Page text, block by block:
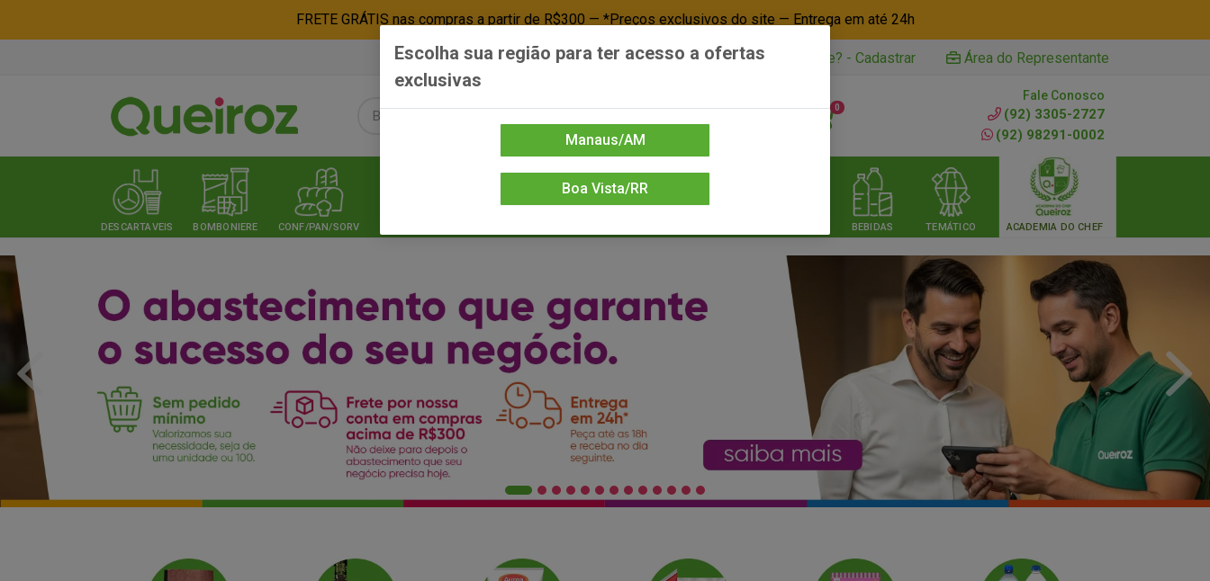
FRETE GRÁTIS nas compras a partir de R$300 — *Preços exclusivos do site — Entrega em até 24h
Já é cliente? - Entrar Não é cliente? - Cadastrar Área do Representante
0
Fale Conosco
(92) 3305-2727
(92) 98291-0002
DESCARTAVEIS BOMBONIERE CONF/PAN/SORV BEBIDAS TEMÁTICO ACADEMIA DO CHEF
Escolha sua região para ter acesso a ofertas
exclusivas
Manaus/AM
Boa Vista/RR